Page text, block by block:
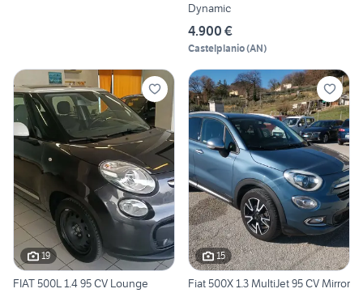
Dynamic
4.900 €
Castelplanio(AN)
19
FIAT 500L 1.4 95 CV Lounge
15
Fiat 500X 1.3 MultiJet 95 CV Mirror